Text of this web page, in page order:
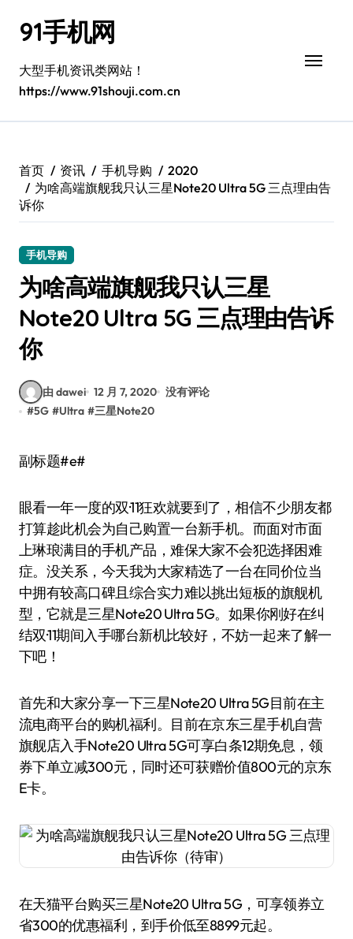
91手机网
大型手机资讯类网站！
https://www.91shouji.com.cn
首页 资讯 手机导购
2020
为啥高端旗舰我只认三星Note20 Ultra 5G 三点理由告
诉你
手机导购
为啥高端旗舰我只认三星
Note20 Ultra 5G 三点理由告诉
你
由 dawei 12 月 7, 2020 没有评论
#5G #Ultra #三星Note20
副标题#e#
眼看一年一度的双·11狂欢就要到了，相信不少朋友都
打算趁此机会为自己购置一台新手机。而面对市面
上琳琅满目的手机产品，难保大家不会犯选择困难
症。没关系，今天我为大家精选了一台在同价位当
中拥有较高口碑且综合实力难以挑出短板的旗舰机
型，它就是三星Note20 Ultra 5G。如果你刚好在纠
结双·11期间入手哪台新机比较好，不妨一起来了解一
下吧！
首先和大家分享一下三星Note20 Ultra 5G目前在主
流电商平台的购机福利。目前在京东三星手机自营
旗舰店入手Note20 Ultra 5G可享白条12期免息，领
券下单立减300元，同时还可获赠价值800元的京东
E卡。
在天猫平台购买三星Note20 Ultra 5G，可享领券立
省300的优惠福利，到手价低至8899元起。